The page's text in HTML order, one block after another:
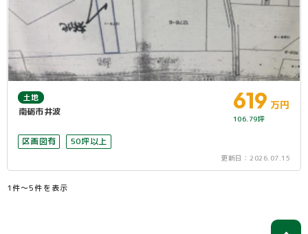
土地
南砺市井波 619 万円
106.79坪
区画図有 50坪以上
更新日： 2026.07.15
1件〜5件を表示